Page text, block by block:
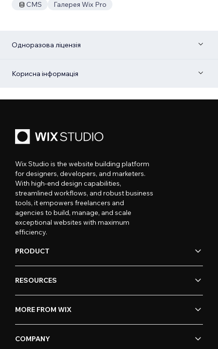
CMS
Галерея Wix Pro
Одноразова ліцензія
Корисна інформація
Wix Studio is the website building platform
for designers, developers, and marketers.
With high-end design capabilities,
streamlined workflows, and robust business
tools, it empowers freelancers and
agencies to build, manage, and scale
exceptional websites with maximum
efficiency.
PRODUCT
RESOURCES
MORE FROM WIX
COMPANY